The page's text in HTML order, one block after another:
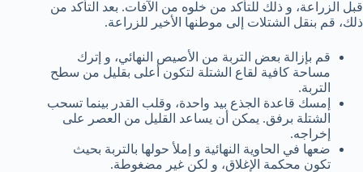
قبل الزراعة، و ذلك للتأكد من خلوه من الآفات. بعد التأكد من
ذلك، قم بنقل الشتلات إلى موطنها الأخير للزراعة.
قم بإزالة بعض التربة من الأصيص النهائي، و إترك
مساحة كافية لقاع الشتلة لتكون أعلى بقليل من سطح
التربة.
إمسك قاعدة الجذع بيد واحدة، وقلب القدر بينما تسحب
الشتلة برفق. يمكن أن يساعد القليل من العصر على
إخراجه.
ضعها في الحاوية النهائية و إملأ حولها بالتربة بحيث
تكون محكمة الإغلاق، و لكن غير مضغوطة.